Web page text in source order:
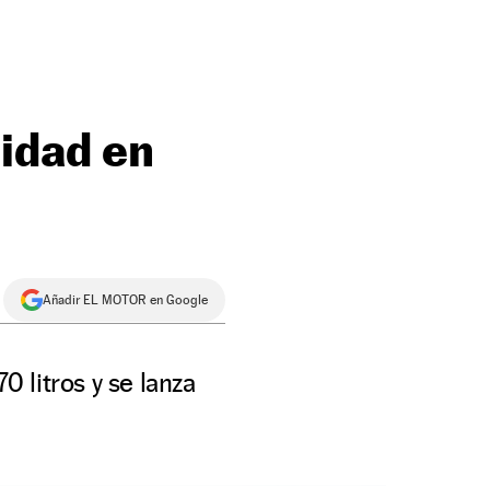
en
Añadir EL MOTOR en Google
litros y se lanza